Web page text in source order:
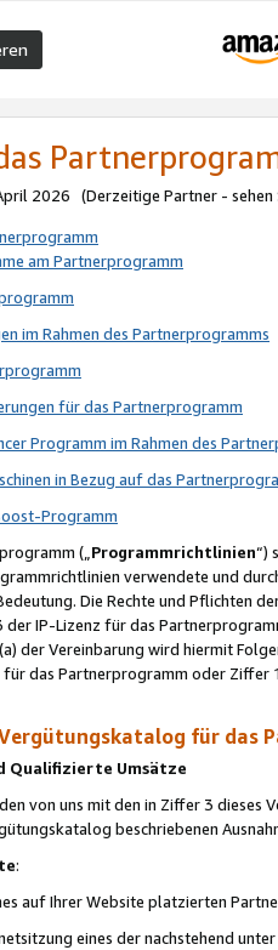
2026 (Derzeitige Partner - sehen
am Partnerprogramm
im Rahmen des Partnerprogramms
für das Partnerprogramm
Programm im Rahmen des
in Bezug auf das
Programm
(„Programmrichtlinien“)
verwendete und
Die Rechte und Pflichten
IP-Lizenz für das
der Vereinbarung wird hiermit
das Partnerprogramm oder
für das
Qualifizierte Umsätze
von uns mit den in Ziffer 3
beschriebenen
:
auf Ihrer Website platzierten
eines der nachstehend